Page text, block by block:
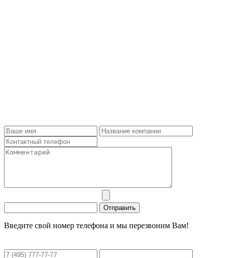
Введите свой номер телефона и мы перезвоним Вам!